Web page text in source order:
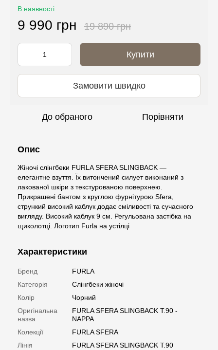
В наявності
9 990 грн 19 890 грн
Купити
Замовити швидко
До обраного Порівняти
Опис
Жіночі слінгбеки FURLA SFERA SLINGBACK —
елегантне взуття. Їх витончений силует виконаний з
лакованої шкіри з текстурованою поверхнею.
Прикрашені бантом з круглою фурнітурою Sfera,
стрункий високий каблук додає сміливості та сучасного
вигляду. Високий каблук 9 см. Регульована застібка на
щиколотці. Логотип Furla на устілці
Характеристики
Бренд
FURLA
Категорія
Слінгбеки жіночі
Колір
Чорний
Оригінальна
назва
FURLA SFERA SLINGBACK T.90 -
NAPPA
Колекції
FURLA SFERA
Лінія
FURLA SFERA SLINGBACK T.90